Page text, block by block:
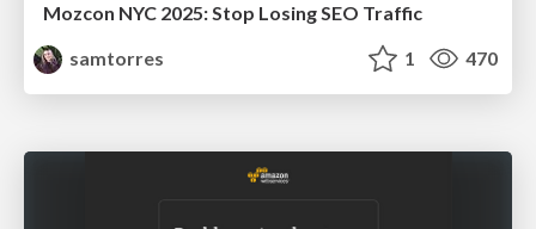
Mozcon NYC 2025: Stop Losing SEO Traffic
samtorres
1 470